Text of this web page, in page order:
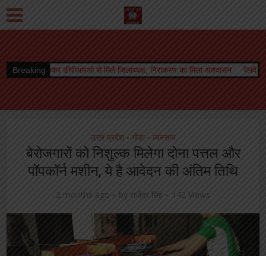
Breaking
से मिले जिलाध्यक्ष, निराकरण का मिला आश्वासन रेलवे बोर्ड अध्यक्ष को मिला
उत्तर प्रदेश • गोंडा • व्यवसाय
बेरोजगारों को निशुल्क मिलेगा दोना पत्तल और
पॉपकॉर्न मशीन, ये है आवेदन की अंतिम तिथि
2 months ago by राजेंद्र सिंह 142 Views